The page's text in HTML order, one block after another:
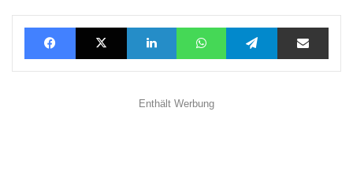
FacebookX LinkedInWhatsAppTelegramTeilen via E-Mail
Enthält Werbung